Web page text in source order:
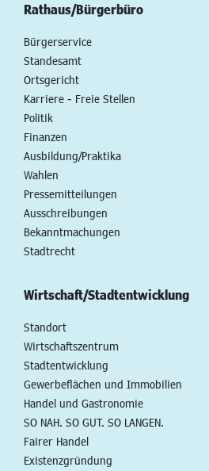
Rathaus/Bürgerbüro
Bürgerservice
Standesamt
Ortsgericht
Karriere - Freie Stellen
Politik
Finanzen
Ausbildung/Praktika
Wahlen
Pressemitteilungen
Ausschreibungen
Bekanntmachungen
Stadtrecht
Wirtschaft/Stadtentwicklung
Standort
Wirtschaftszentrum
Stadtentwicklung
Gewerbeflächen und Immobilien
Handel und Gastronomie
SO NAH. SO GUT. SO LANGEN.
Fairer Handel
Existenzgründung